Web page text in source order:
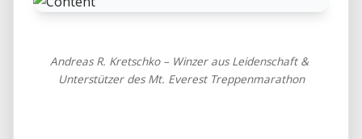
Andreas R. Kretschko – Winzer aus Leidenschaft &
Unterstützer des Mt. Everest Treppenmarathon